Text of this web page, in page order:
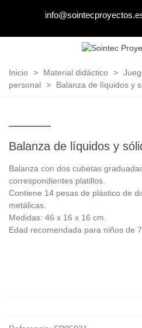
Inicio > Material didáctico >
personal > Balanza de líquidos y
Balanza de líquidos y
Balanza con dos cubetas
correspondientes platillos.
Contiene 14 pesas de plástico de
metálicas.
Medidas: 46 x 16 x 16 cm.
Edad recomendada para niños de